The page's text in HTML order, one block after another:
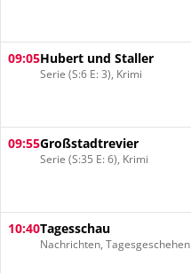
09:05Hubert und Staller
Serie (S:6 E: 3), Krimi
09:55Großstadtrevier
Serie (S:35 E: 6), Krimi
10:40Tagesschau
Nachrichten, Tagesgeschehen